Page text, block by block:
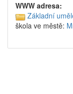
WWW adresa:
Základní
škola ve městě: